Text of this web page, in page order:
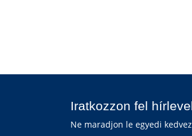
Iratkozzon fel
Ne maradjon le egyedi